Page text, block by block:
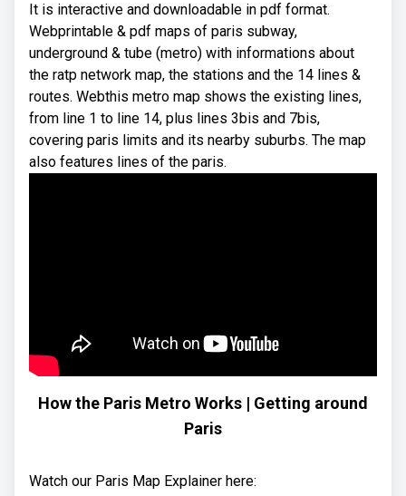
It is interactive and downloadable in pdf format.
Webprintable & pdf maps of paris subway,
underground & tube (metro) with informations about
the ratp network map, the stations and the 14 lines &
routes. Webthis metro map shows the existing lines,
from line 1 to line 14, plus lines 3bis and 7bis,
covering paris limits and its nearby suburbs. The map
also features lines of the paris.
How the Paris Metro Works | Getting around
Paris
Watch our Paris Map Explainer here: